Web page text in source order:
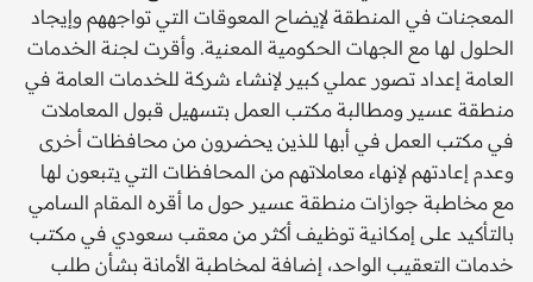
المعجنات في المنطقة لإيضاح المعوقات التي تواجههم وإيجاد
الحلول لها مع الجهات الحكومية المعنية. وأقرت لجنة الخدمات
العامة إعداد تصور عملي كبير لإنشاء شركة للخدمات العامة في
منطقة عسير ومطالبة مكتب العمل بتسهيل قبول المعاملات
في مكتب العمل في أبها للذين يحضرون من محافظات أخرى
وعدم إعادتهم لإنهاء معاملاتهم من المحافظات التي يتبعون لها
مع مخاطبة جوازات منطقة عسير حول ما أقره المقام السامي
بالتأكيد على إمكانية توظيف أكثر من معقب سعودي في مكتب
خدمات التعقيب الواحد، إضافة لمخاطبة الأمانة بشأن طلب